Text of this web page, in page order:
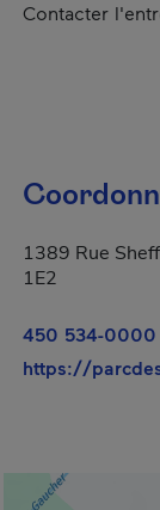
Contacter
1389 Rue
1E2
450 534-0000
https://